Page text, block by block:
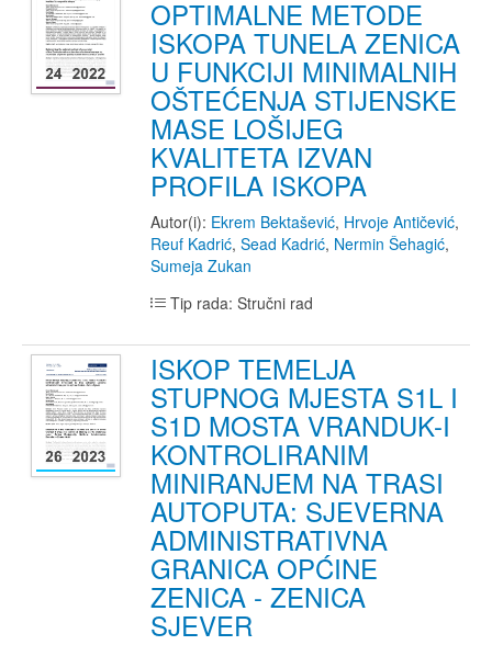
OPTIMALNE METODE
ISKOPA TUNELA ZENICA
U FUNKCIJI MINIMALNIH
OŠTEĆENJA STIJENSKE
MASE LOŠIJEG
KVALITETA IZVAN
PROFILA ISKOPA
Autor(i): Ekrem Bektašević, Hrvoje Antičević,
Reuf Kadrić, Sead Kadrić, Nermin Šehagić,
Sumeja Zukan
Tip rada: Stručni rad
ISKOP TEMELJA
STUPNOG MJESTA S1L I
S1D MOSTA VRANDUK-I
KONTROLIRANIM
MINIRANJEM NA TRASI
AUTOPUTA: SJEVERNA
ADMINISTRATIVNA
GRANICA OPĆINE
ZENICA - ZENICA
SJEVER